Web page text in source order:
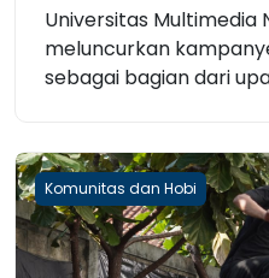
Universitas Multimedia
meluncurkan
sebagai bagian dari
Komunitas dan Hobi